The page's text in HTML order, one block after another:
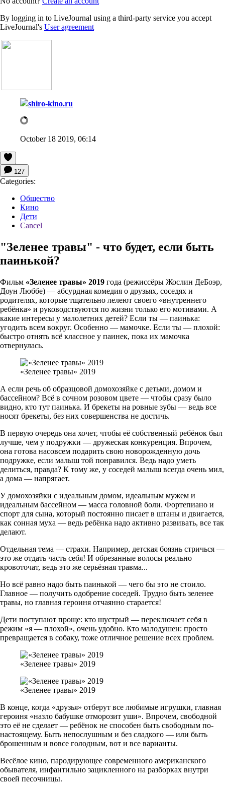
By logging in to LiveJournal using a third-party service you accept
LiveJournal's User agreement
shiro-kino.ru
October 18 2019, 06:14
127
Categories:
Общество
Кино
Дети
Cancel
"Зеленее травы" - что будет, если быть
паинькой?
Фильм «Зеленее травы» 2019 года (режиссёры Жослин ДеБоэр,
Доун Люббе) — абсурдная комедия о друзьях, соседях и
родителях, которые тщательно лелеют своего «внутреннего
ребёнка» и руководствуются по жизни только его мотивами. А
какие интересы у малолетних детей? Если ты — паинька:
угодить всем вокруг. Особенно — мамочке. Если ты — плохой:
быстро отнять всё классное у паинек, пока их мамочка
отвернулась.
«Зеленее травы» 2019
А если речь об образцовой домохозяйке с детьми, домом и
бассейном? Всё в сочном розовом цвете — чтобы сразу было
видно, кто тут паинька. И брекеты на ровные зубы — ведь все
носят брекеты, без них совершенства не достичь.
В первую очередь она хочет, чтобы её собственный ребёнок был
лучше, чем у подружки — дружеская конкуренция. Впрочем,
она готова насовсем подарить свою новорожденную дочь
подружке, если малыш той понравился. Ведь надо уметь
делиться, правда? К тому же, у соседей малыш всегда очень мил,
а дома — напрягает.
У домохозяйки с идеальным домом, идеальным мужем и
идеальным бассейном — масса головной боли. Фортепиано и
спорт для сына, который постоянно писает в штаны и двигается,
как сонная муха — ведь ребёнка надо активно развивать, все так
делают.
Отдельная тема — страхи. Например, детская боязнь стричься —
это же отдать часть себя! И обрезанные волосы реально
кровоточат, ведь это же серьёзная травма...
Но всё равно надо быть паинькой — чего бы это не стоило.
Главное — получить одобрение соседей. Трудно быть зеленее
травы, но главная героиня отчаянно старается!
Дети поступают проще: кто шустрый — переключает себя в
режим «я — плохой», очень удобно. Кто малодушен: просто
превращается в собаку, тоже отличное решение всех проблем.
«Зеленее травы» 2019
«Зеленее травы» 2019
В конце, когда «друзья» отберут все любимые игрушки, главная
героиня «назло бабушке отморозит уши». Впрочем, свободной
это её не сделает — ребёнок не способен быть свободным по-
настоящему. Быть непослушным и без сладкого — или быть
брошенным и вовсе голодным, вот и все варианты.
Весёлое кино, пародирующее современного американского
обывателя, инфантильно зацикленного на разборках внутри
своей песочницы.